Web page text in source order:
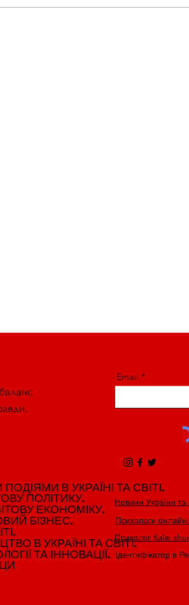
В УКРАЇНІ ТА СВІТІ.
ПОЛІТИКУ.
ЕКОНОМІКУ.
БІЗНЕС.
В УКРАЇНІ ТА СВІТІ.
ТА ІННОВАЦІЇ.
В УКРАЇНІ ТА СВІТІ.
ПОЛІТИКУ.
ЕКОНОМІКУ.
БІЗНЕС.
В УКРАЇНІ ТА СВІТІ.
ТА ІННОВАЦІЇ.
Email
Новини України та
Психологи
Психолог Київ:
Ідентифікатор в